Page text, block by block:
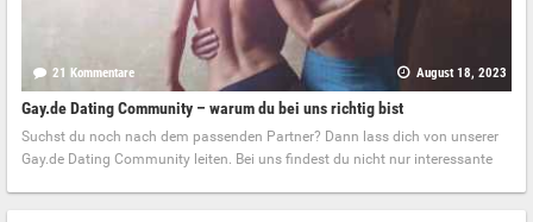
21 Kommentare August 18, 2023
Gay.de Dating Community – warum du bei uns richtig bist
Suchst du noch nach dem passenden Partner? Dann lass dich von unserer
Gay.de Dating Community leiten. Bei uns findest du nicht nur interessante